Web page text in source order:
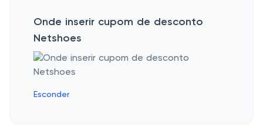
Onde inserir cupom de desconto
Netshoes
Esconder